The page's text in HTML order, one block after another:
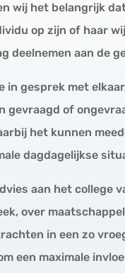
wij het belangrijk
op zijn of haar
deelnemen aan de
gesprek met
gevraagd of
het kunnen
dagdagelijkse
aan het college
over
in een zo
een maximale